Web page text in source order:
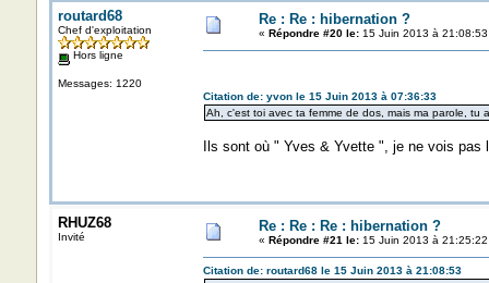
routard68
Chef d'exploitation
Hors ligne
Messages: 1220
Re : Re : hibernation ?
« Répondre #20 le:15 Juin 2013 à 21:08:53
Citation de: yvon le 15 Juin 2013 à 07:36:33
Ah, c'est toi avec ta femme de dos, mais ma parole, tu
Ils sont où " Yves & Yvette ", je ne vois pas
RHUZ68
Invité
Re : Re : Re : hibernation ?
« Répondre #21 le:15 Juin 2013 à 21:25:22
Citation de: routard68 le 15 Juin 2013 à 21:08:53